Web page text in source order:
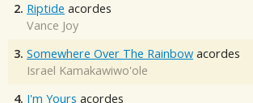
2. Riptide acordes
Vance Joy
3. Somewhere Over The Rainbow acordes
Israel Kamakawiwo'ole
4. I'm Yours acordes